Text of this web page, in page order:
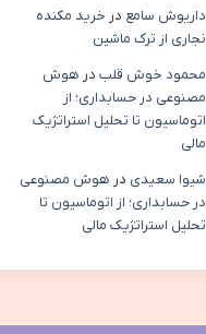
داریوش سامع در خرید مکنده
نجاری از ترک ماشین
محمود خوش قلبدر هوش
مصنوعی در حسابداری؛ از
اتوماسیون تا تحلیل استراتژیک
مالی
شیوا سعیدی در هوش مصنوعی
در حسابداری؛ از اتوماسیون تا
تحلیل استراتژیک مالی